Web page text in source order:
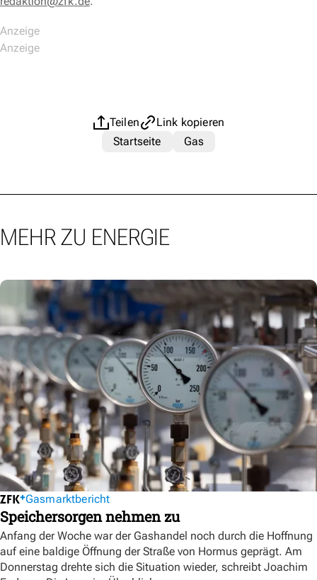
Teilen
Link kopieren
Startseite
Gas
MEHR ZU ENERGIE
Gasmarktbericht
Speichersorgen nehmen zu
Anfang der Woche war der Gashandel noch durch die Hoffnung
auf eine baldige Öffnung der Straße von Hormus geprägt. Am
Donnerstag drehte sich die Situation wieder, schreibt Joachim